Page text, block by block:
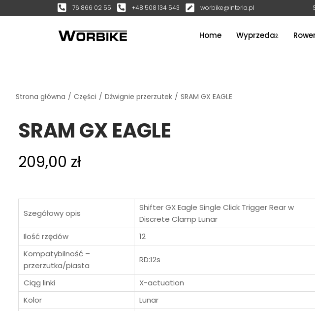
76 866 02 55 +48 508 134 543 worbike@interia.pl
Home Wyprzedaż
Strona główna / Części / Dźwignie przerzutek / SRAM GX EAGLE
SRAM GX EAGLE
209,00 zł
Szegółowy opis
Shifter GX Eagle Single Click Trigger Rear w
Discrete Clamp Lunar
Ilość rzędów
12
Kompatybilność –
przerzutka/piasta
RD:12s
Ciąg linki
X-actuation
Kolor
Lunar